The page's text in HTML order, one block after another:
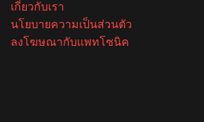
เกี่ยวกับเรา
นโยบายความเป็นส่วนตัว
ลงโฆษณากับแพทโซนิค